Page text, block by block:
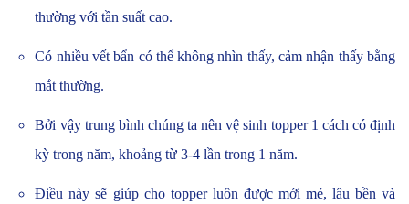
thường với tần suất cao.
Có nhiều vết bẩn có thể không nhìn thấy, cảm nhận thấy bằng
mắt thường.
Bởi vậy trung bình chúng ta nên vệ sinh topper 1 cách có định
kỳ trong năm, khoảng từ 3-4 lần trong 1 năm.
Điều này sẽ giúp cho topper luôn được mới mẻ, lâu bền và